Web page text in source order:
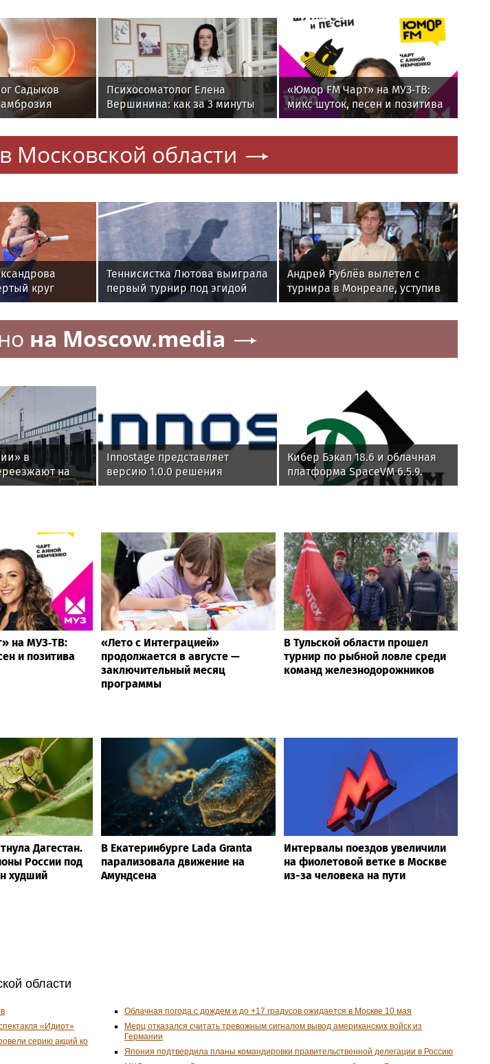
Садыков
ЖКТ
Психосоматолог Елена
Вершинина: как за 3 минуты
вернуть себе равновесие
«Юмор FM Чарт» на МУЗ‑ТВ:
микс шуток, песен и позитива
в Московской области
круг
Теннисистка Лютова выиграла
первый турнир под эгидой
WTA
Андрей Рублёв вылетел с
турнира в Монреале, уступив
281-й ракетке мира
на Moscow.media
в
на
Innostage представляет
версию 1.0.0 решения
Innostage TDIR
расследования инцидентов ИБ
Кибер Бэкап 18.6 и облачная
платформа SpaceVM 6.5.9.
успешно прошли испытания
на МУЗ‑ТВ:
и позитива
«Лето с Интеграцией»
продолжается в августе —
заключительный месяц
программы
В Тульской области прошел
турнир по рыбной ловле среди
команд железнодорожников
Дагестан.
России под
худший
В Екатеринбурге Lada Granta
парализовала движение на
Амундсена
Интервалы поездов увеличили
на фиолетовой ветке в Москве
из-за человека на пути
области
«Идиот»
серию акций ко
Облачная погода с дождем и до +17 градусов ожидается в Москве 10 мая
Мерц отказался считать тревожным сигналом вывод американских войск из
Германии
Япония подтвердила планы командировки правительственной делегации в Россию